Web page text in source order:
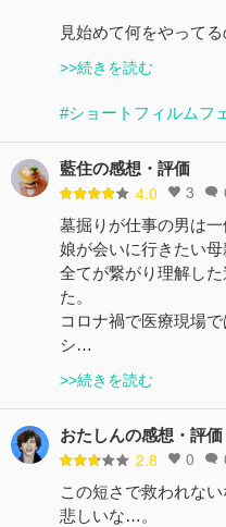
見始めて何をやって
>>続きを読む
#ショートフィルムフ
藍住の感想・評価
4.0 3
墓掘りが仕事の男は一
娘が会いに行きたい母
全てが繋がり理解し
た。
コロナ禍で医療現場
シ…
>>続きを読む
おたしんの感想・評価
2.8 0
この短さで救われない
悲しいな…。